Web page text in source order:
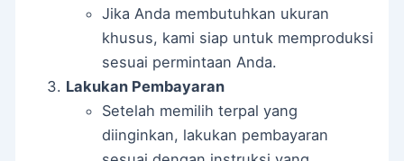
Jika Anda membutuhkan ukuran
khusus, kami siap untuk memproduksi
sesuai permintaan Anda.
Lakukan Pembayaran
Setelah memilih terpal yang
diinginkan, lakukan pembayaran